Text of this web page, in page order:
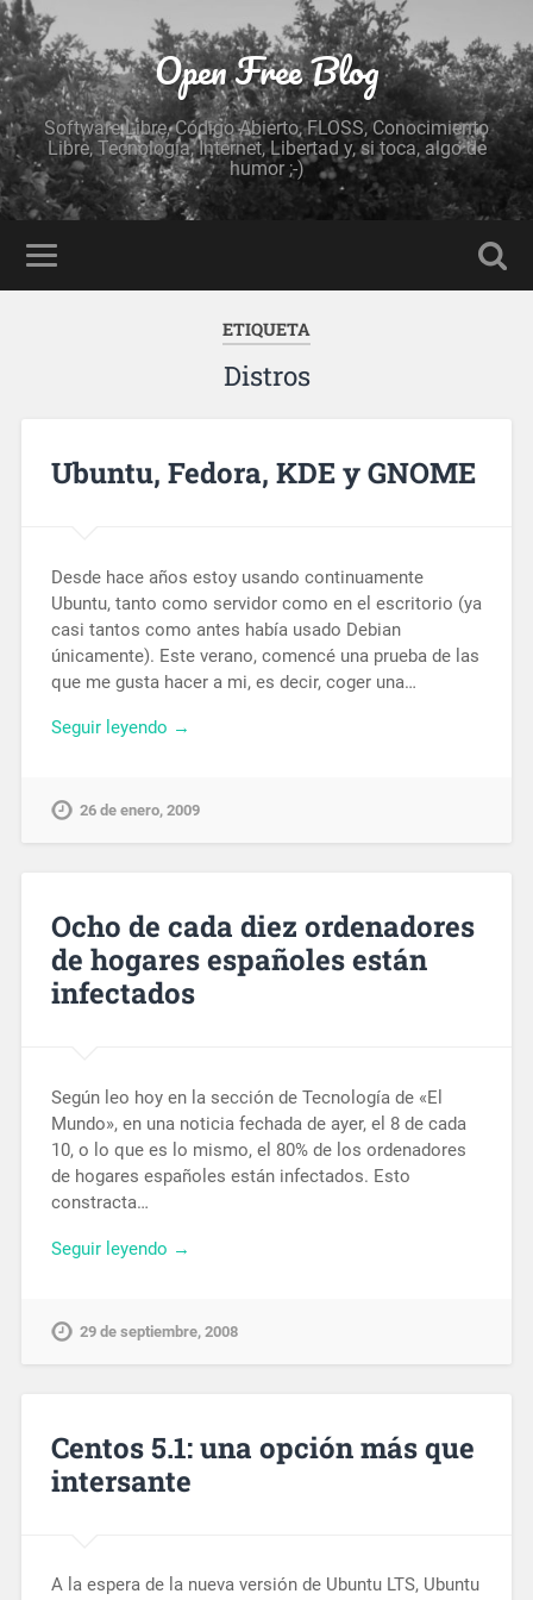
Open Free Blog
Software Libre, Código Abierto, FLOSS, Conocimiento
Libre, Tecnología, Internet, Libertad y, si toca, algo de
humor ;-)
ETIQUETA
Distros
Ubuntu, Fedora, KDE y GNOME
Desde hace años estoy usando continuamente
Ubuntu, tanto como servidor como en el escritorio (ya
casi tantos como antes había usado Debian
únicamente). Este verano, comencé una prueba de las
que me gusta hacer a mi, es decir, coger una…
Seguir leyendo →
26 de enero, 2009
Ocho de cada diez ordenadores
de hogares españoles están
infectados
Según leo hoy en la sección de Tecnología de «El
Mundo», en una noticia fechada de ayer, el 8 de cada
10, o lo que es lo mismo, el 80% de los ordenadores
de hogares españoles están infectados. Esto
constracta…
Seguir leyendo →
29 de septiembre, 2008
Centos 5.1: una opción más que
intersante
A la espera de la nueva versión de Ubuntu LTS, Ubuntu